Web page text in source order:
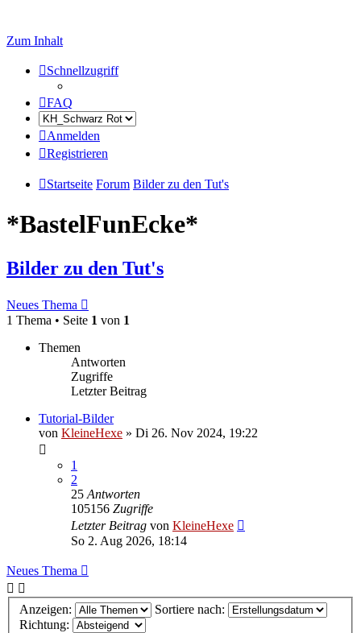
Zum Inhalt
Schnellzugriff
FAQ
Anmelden
Registrieren
Startseite Forum Bilder zu den Tut's
*BastelFunEcke*
Bilder zu den Tut's
Neues Thema
1 Thema • Seite 1 von 1
Themen
Antworten
Zugriffe
Letzter Beitrag
Tutorial-Bilder
von KleineHexe » Di 26. Nov 2024, 19:22
1
2
25 Antworten
105156 Zugriffe
Letzter Beitrag von KleineHexe
So 2. Aug 2026, 18:14
Neues Thema
Anzeigen:
Sortiere nach:
Richtung: